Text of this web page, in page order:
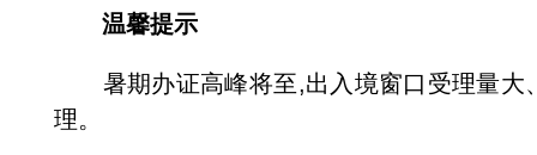
温馨提示
暑期办证高峰将至,出入境窗口受理量大
理。